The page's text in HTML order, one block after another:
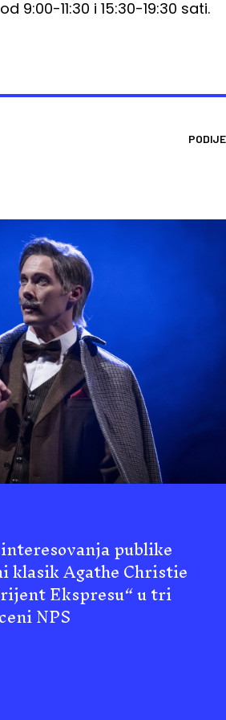
11:30 i 15:30-19:30 sati.
publike
klasik Agathe Christie
Ekspresu“ u tri
NPS